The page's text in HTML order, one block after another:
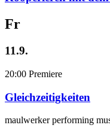
Fr
11.9.
20:00 Premiere
Gleichzeitigkeiten
maulwerker performing